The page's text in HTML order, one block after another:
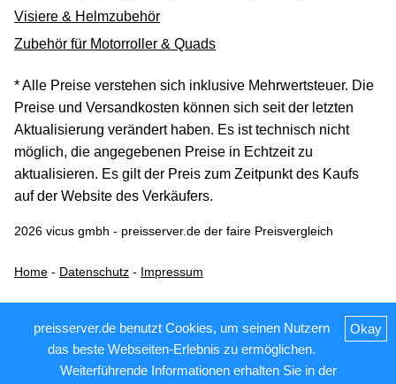
Visiere & Helmzubehör
Zubehör für Motorroller & Quads
* Alle Preise verstehen sich inklusive Mehrwertsteuer. Die
Preise und Versandkosten können sich seit der letzten
Aktualisierung verändert haben. Es ist technisch nicht
möglich, die angegebenen Preise in Echtzeit zu
aktualisieren. Es gilt der Preis zum Zeitpunkt des Kaufs
auf der Website des Verkäufers.
2026 vicus gmbh - preisserver.de der faire Preisvergleich
Home - Datenschutz - Impressum
Okay
preisserver.de benutzt Cookies, um seinen Nutzern
das beste Webseiten-Erlebnis zu ermöglichen.
Weiterführende Informationen erhalten Sie in der